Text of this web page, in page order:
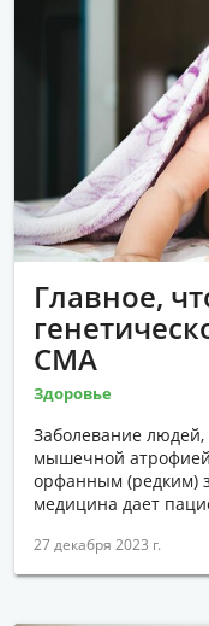
Главное,
СМА
Здоровье
Заболевание
мышечной
орфанным (редким)
медицина дает
27 декабря 2023 г.